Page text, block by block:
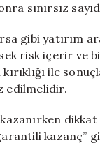
sınırsız
gibi yatırım
risk içerir ve
ile
edilmelidir.
dikkat
kazanç”